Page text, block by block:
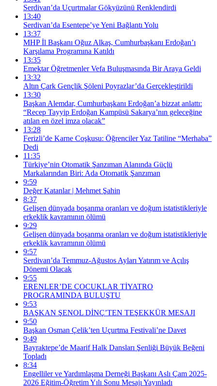
Serdivan’da Uçurtmalar Gökyüzünü Renklendirdi
13:40
Serdivan’da Esentepe’ye Yeni Bağlantı Yolu
13:37
MHP İl Başkanı Oğuz Alkaş, Cumhurbaşkanı Erdoğan’ı
Karşılama Programına Katıldı
13:35
Emektar Öğretmenler Vefa Buluşmasında Bir Araya Geldi
13:32
Altın Çark Gençlik Şöleni Poyrazlar’da Gerçekleştirildi
13:30
Başkan Alemdar, Cumhurbaşkanı Erdoğan’a bizzat anlattı:
“Recep Tayyip Erdoğan Kampüsü Sakarya’nın geleceğine
atılan en özel imza olacak”
13:28
Ferizli’de Karne Coşkusu: Öğrenciler Yaz Tatiline “Merhaba”
Dedi
11:35
Türkiye’nin Otomatik Şanzıman Alanında Güçlü
Markalarından Biri: Ada Otomatik Şanzıman
9:59
Değer Katanlar | Mehmet Şahin
8:37
Gelişen dünyada boşanma oranları ve doğum istatistikleriyle
erkeklik kavramının ölümü
9:29
Gelişen dünyada boşanma oranları ve doğum istatistikleriyle
erkeklik kavramının ölümü
9:57
Serdivan’da Temmuz-Ağustos Ayları Yatırım ve Açılış
Dönemi Olacak
9:55
ERENLER’DE ÇOCUKLAR TİYATRO
PROGRAMINDA BULUŞTU
9:53
BAŞKAN ŞENOL DİNÇ’TEN TEŞEKKÜR MESAJI
9:50
Başkan Osman Çelik’ten Uçurtma Festivali’ne Davet
9:49
Bayraktepe’de Maarif Halk Dansları Şenliği Büyük Beğeni
Topladı
8:34
Engelliler ve Yardımlaşma Derneği Başkanı Aslı Çam 2025-
2026 Eğitim-Öğretim Yılı Sonu Mesajı Yayınladı